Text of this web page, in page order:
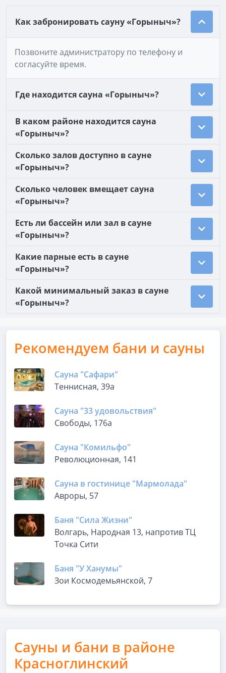
Как забронировать сауну «Горыныч»?
Позвоните администратору по телефону и
согласуйте время.
Где находится сауна «Горыныч»?
В каком районе находится сауна
«Горыныч»?
Сколько залов доступно в сауне
«Горыныч»?
Сколько человек вмещает сауна
«Горыныч»?
Есть ли бассейн или зал в сауне
«Горыныч»?
Какие парные есть в сауне
«Горыныч»?
Какой минимальный заказ в сауне
«Горыныч»?
Рекомендуем бани и сауны
Сауна "Сафари"
Теннисная, 39а
Сауна "33 удовольствия"
Свободы, 176а
Сауна "Комильфо"
Революционная, 141
Сауна в гостинице "Мармолада"
Авроры, 57
Баня "Сила Жизни"
Волгарь, Народная 13, напротив ТЦ
Точка Сити
Баня "У Ханумы"
Зои Космодемьянской, 7
Сауны и бани в районе
Красноглинский